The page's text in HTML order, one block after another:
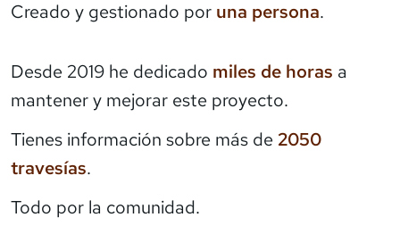
Creado y gestionado por una persona.
Desde 2019 he dedicado miles de horas a
mantener y mejorar este proyecto.
Tienes información sobre más de 2050
travesías.
Todo por la comunidad.